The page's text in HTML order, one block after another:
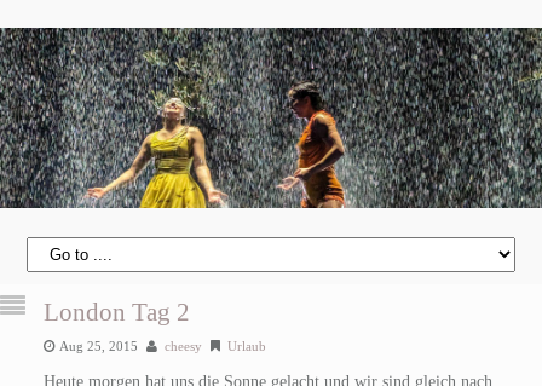
London Tag 2
Aug 25, 2015 cheesy Urlaub
Heute morgen hat uns die Sonne gelacht und wir sind gleich nach